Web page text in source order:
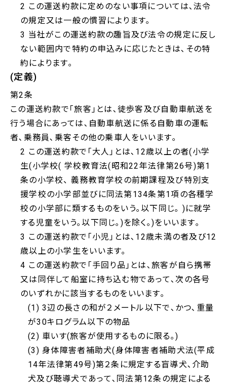
2 この運送約款に定めのない事項については､法令
の規定又は一般の慣習によります｡
3 当社がこの運送約款の趣旨及び法令の規定に反し
ない範囲内で特約の申込みに応じたときは､その特
約によります｡
(定義)
第2条
この運送約款で｢旅客｣とは､徒歩客及び自動車航送を
行う場合にあっては､自動車航送に係る自動車の運転
者､乗務員､乗客その他の乗車人をいいます｡
2 この運送約款で｢大人｣とは､12歳以上の者(小学
生(小学校( 学校教育法(昭和22年法律第26号)第1
条の小学校、 義務教育学校の前期課程及び特別支
援学校の小学部並びに同法第134条第1項の各種学
校の小学部に類するものをいう｡以下同じ｡ )に就学
する児童をいう｡以下同じ｡)を除く｡)をいいます｡
3 この運送約款で｢小児｣とは､12歳未満の者及び12
歳以上の小学生をいいます｡
4 この運送約款で｢手回り品｣とは､旅客が自ら携帯
又は同伴して船室に持ち込む物であって､次の各号
のいずれかに該当するものをいいます｡
(1) 3辺の長さの和が２メートル以下で､かつ､重量
が30キログラム以下の物品
(2) 車いす(旅客が使用するものに限る｡)
(3) 身体障害者補助犬(身体障害者補助犬法(平成
14年法律第49号)第２条に規定する盲導犬､介助
犬及び聴導犬であって､同法第12条の規定による